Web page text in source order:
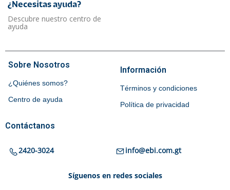
¿Necesitas ayuda?​
Descubre nuestro centro de
ayuda
Sobre Nosotros
¿Quiénes somos?
Centro de ayuda
Información
Términos y condiciones
Política de privacidad
Contáctanos
2420-3024 info@ebi.com.gt
Síguenos en redes sociales